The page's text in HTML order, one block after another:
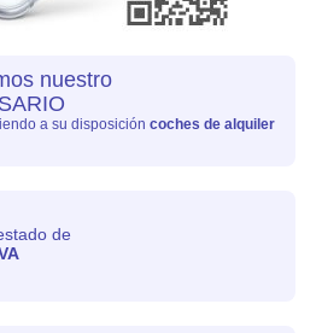
nuestro
a su disposicióncoches de alquiler
de